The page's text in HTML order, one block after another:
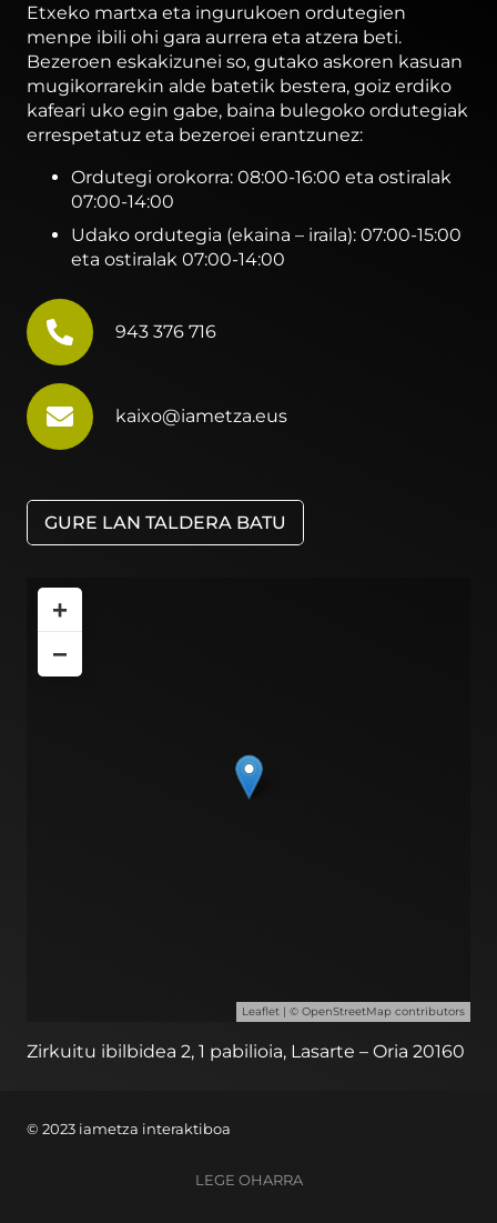
Etxeko martxa eta ingurukoen ordutegien
menpe ibili ohi gara aurrera eta atzera beti.
Bezeroen eskakizunei so, gutako askoren kasuan
mugikorrarekin alde batetik bestera, goiz erdiko
kafeari uko egin gabe, baina bulegoko ordutegiak
errespetatuz eta bezeroei erantzunez:
Ordutegi orokorra: 08:00-16:00 eta ostiralak
07:00-14:00
Udako ordutegia (ekaina – iraila): 07:00-15:00
eta ostiralak 07:00-14:00
943 376 716
kaixo@iametza.eus
GURE LAN TALDERA BATU
+
−
Leaflet | © OpenStreetMap contributors
Zirkuitu ibilbidea 2, 1 pabilioia, Lasarte – Oria 20160
© 2023 iametza interaktiboa
LEGE OHARRA